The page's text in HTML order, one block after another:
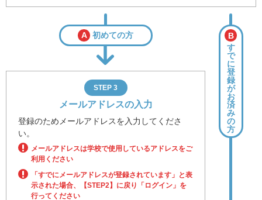
A 初めての方
STEP 3
メールアドレスの入力
登録のためメールアドレスを入力してくださ
い。
メールアドレスは学校で使用しているアドレスをご
利用ください
「すでにメールアドレスが登録されています」と表
示された場合、
【STEP2】に戻り「ログイン」を
行ってください
B
す
で
に
登
録
が
お
済
み
の
方